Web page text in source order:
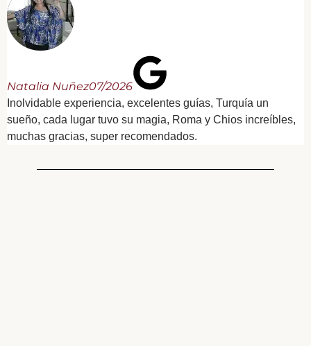
Natalia Nuñez07/2026
Inolvidable experiencia, excelentes guías, Turquía un
sueño, cada lugar tuvo su magia, Roma y Chios increíbles,
muchas gracias, super recomendados.